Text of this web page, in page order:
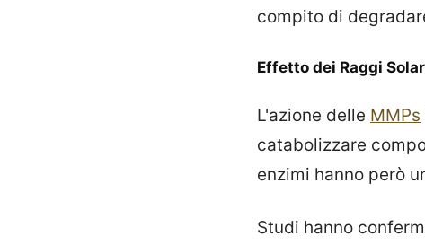
compito di
Effetto dei Raggi
L'azione delle MMPs
catabolizzare
enzimi hanno però
Studi hanno